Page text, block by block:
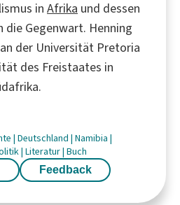
in Afrika und dessen
die Gegenwart. Henning
der Universität Pretoria
des Freistaates in
| Deutschland | Namibia |
| Literatur| Buch
Feedback